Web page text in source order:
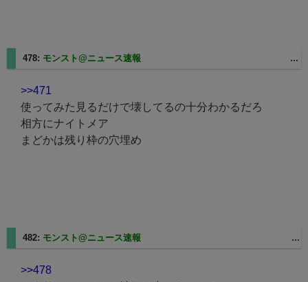
478: モンスト@ニュース速報
>>471
使ってみた見るだけで壊してるの十分わかるだろ
相方にナイトメア
まどかは残り枠の穴埋め
482: モンスト@ニュース速報
>>478